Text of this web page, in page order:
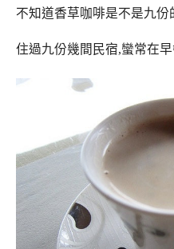
不知道香草咖啡是不是九份
住過九份幾間民宿,蠻常在